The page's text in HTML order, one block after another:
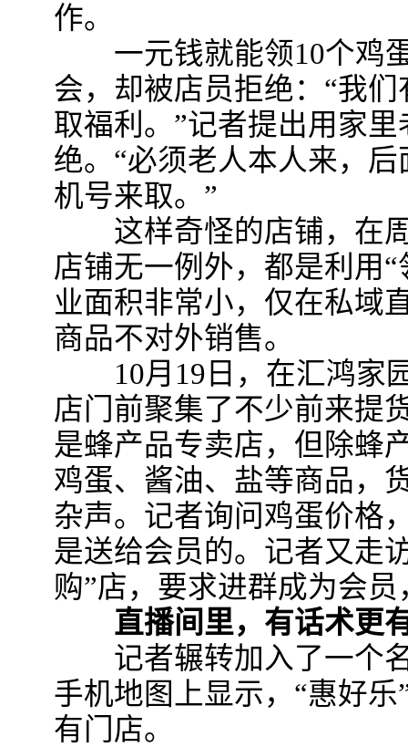
作。
一元钱就能领10个鸡蛋
会，却被店员拒绝：“我
取福利。”记者提出用家
绝。“必须老人本人来，
机号来取。”
这样奇怪的店铺，在周
店铺无一例外，都是利用
业面积非常小，仅在私域
商品不对外销售。
10月19日，在汇鸿家
店门前聚集了不少前来提
是蜂产品专卖店，但除蜂
鸡蛋、酱油、盐等商品，
杂声。记者询问鸡蛋价格
是送给会员的。记者又走
购”店，要求进群成为会
直播间里，有话术更
记者辗转加入了一个名
手机地图上显示，“惠好
有门店。